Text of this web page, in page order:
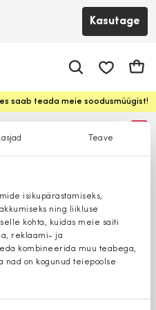
Teave
isikupärastamiseks,
ning liikluse
kohta, kuidas meie saiti
reklaami- ja
kombineerida muu teabega,
on kogunud teiepoolse
Kasutage
saab teada meie soodusmüügist!